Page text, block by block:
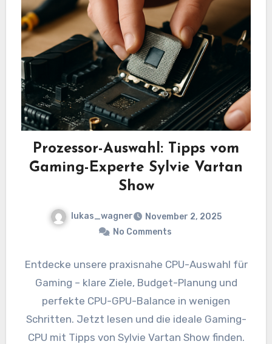
Prozessor-Auswahl: Tipps vom
Gaming-Experte Sylvie Vartan
Show
lukas_wagner
November 2, 2025
No Comments
Entdecke unsere praxisnahe CPU-Auswahl für
Gaming – klare Ziele, Budget-Planung und
perfekte CPU-GPU-Balance in wenigen
Schritten. Jetzt lesen und die ideale Gaming-
CPU mit Tipps von Sylvie Vartan Show finden.